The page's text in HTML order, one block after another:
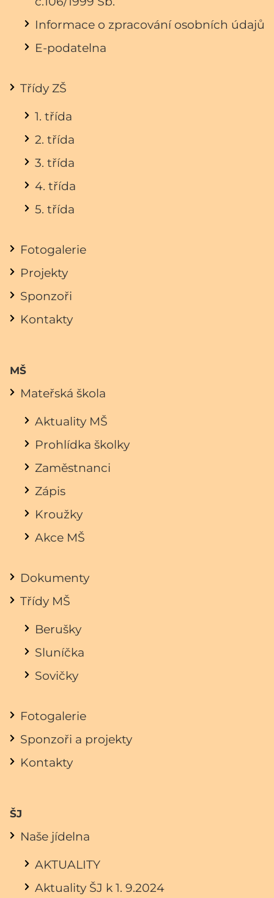
Informace o zpracování osobních údajů
E-podatelna
Třídy ZŠ
1. třída
2. třída
3. třída
4. třída
5. třída
Fotogalerie
Projekty
Sponzoři
Kontakty
MŠ
Mateřská škola
Aktuality MŠ
Prohlídka školky
Zaměstnanci
Zápis
Kroužky
Akce MŠ
Dokumenty
Třídy MŠ
Berušky
Sluníčka
Sovičky
Fotogalerie
Sponzoři a projekty
Kontakty
ŠJ
Naše jídelna
AKTUALITY
Aktuality ŠJ k 1. 9.2024